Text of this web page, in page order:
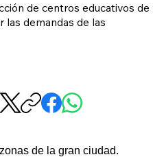
de centros educativos de
las demandas de las
de la gran ciudad.